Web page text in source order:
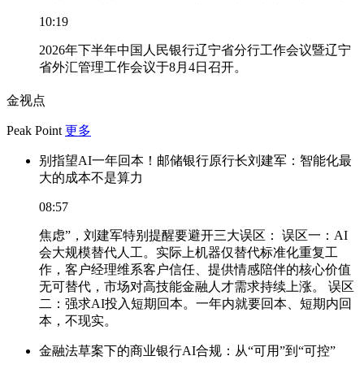
10:19
2026年下半年中国人民银行辽宁省分行工作会议暨辽宁
省外汇管理工作会议于8月4日召开。
金视点
Peak Point 更多
别指望AI一年回本！邮储银行原行长刘建军：智能化最
大的成本不是算力
08:57
焦虑”，刘建军特别提醒要避开三大误区： 误区一：AI
会大规模替代人工。实际上机器仅替代标准化重复工
作，客户经理维系客户信任、提供情感陪伴的核心价值
无可替代，市场对高技能金融人才需求持续上涨。 误区
二：强求AI投入短期回本。一年内就要回本、短期内回
本，不现实。
金融法草案下的商业银行AI合规：从“可用”到“可控”